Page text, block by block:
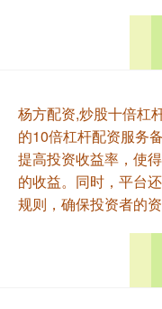
杨方配资,炒股十倍杠
的10倍杠杆配资服务
提高投资收益率，使
的收益。同时，平台
规则，确保投资者的